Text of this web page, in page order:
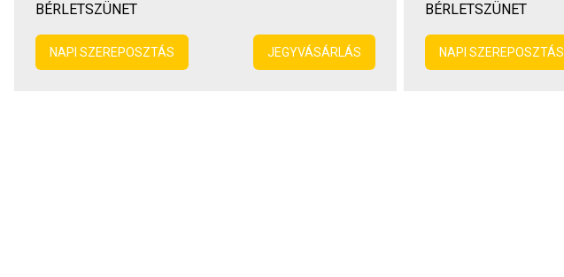
BÉRLETSZÜNET
NAPI SZEREPOSZTÁS JEGYVÁSÁRLÁS
BÉRLETSZÜNET
NAPI SZEREPOSZTÁS